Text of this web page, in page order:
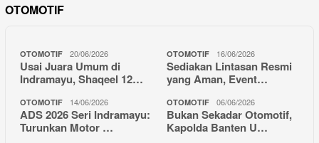
OTOMOTIF
OTOMOTIF 20/06/2026
Usai Juara Umum di
Indramayu, Shaqeel 12…
OTOMOTIF 16/06/2026
Sediakan Lintasan Resmi
yang Aman, Event…
OTOMOTIF 14/06/2026
ADS 2026 Seri Indramayu:
Turunkan Motor …
OTOMOTIF 06/06/2026
Bukan Sekadar Otomotif,
Kapolda Banten U…